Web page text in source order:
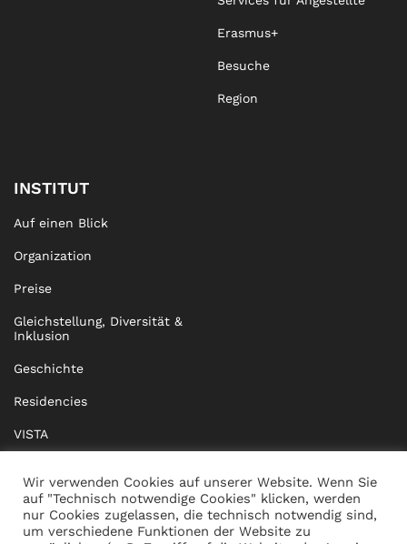
Erasmus+
Besuche
Region
INSTITUT
Auf einen Blick
Organization
Preise
Gleichstellung, Diversität &
Inklusion
Geschichte
Residencies
VISTA
BRIDGE Network
Dokumente
Wir verwenden Cookies auf unserer Website. Wenn Sie
auf "Technisch notwendige Cookies" klicken, werden
nur Cookies zugelassen, die technisch notwendig sind,
um verschiedene Funktionen der Website zu